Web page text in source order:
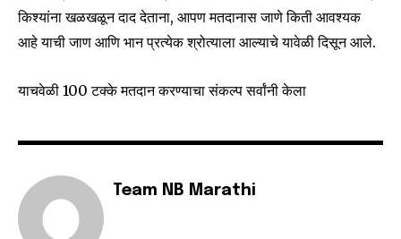
6,300 32,111 75
किश्यांना खळखळून दाद देताना, आपण मतदानास जाणे किती आवश्यक
आहे याची जाण आणि भान प्रत्येक श्रोत्याला आल्याचे यावेळी दिसून आले.
याचवेळी 100 टक्के मतदान करण्याचा संकल्प सर्वांनी केला
Team NB Marathi